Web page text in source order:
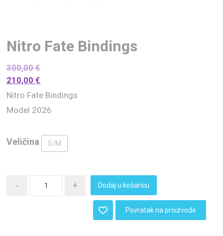
Nitro Fate Bindings
300,00€
210,00€
Nitro Fate Bindings
Model 2026
Veličina S/M
- + Dodaj u košaricu
Povratak na proizvode